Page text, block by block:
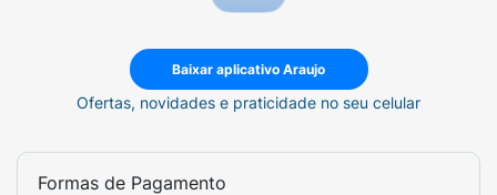
Baixar aplicativo Araujo
Ofertas, novidades e praticidade no seu celular
Formas de Pagamento